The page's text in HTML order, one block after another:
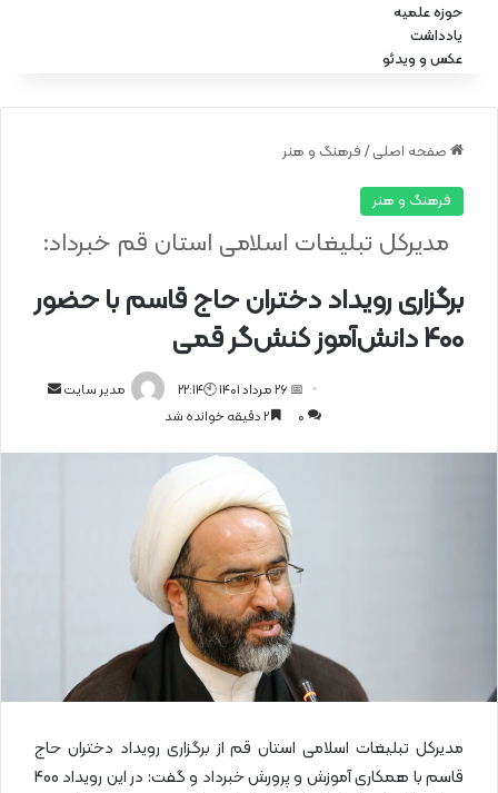
حوزه علمیه
یادداشت
عکس و ویدئو
صفحه اصلی / فرهنگ و هنر
فرهنگ و هنر
برگزاری رویداد دختران حاج قاسم با حضور
400 دانش‌آموز کنش‌گر قمی
مدیرکل تبلیغات اسلامی استان قم خبرداد:
مدیر سایت
📅 26 مرداد 1401 🕙22:14
0
مدیرکل تبلیغات اسلامی استان قم از برگزاری رویداد دختران حاج
قاسم با همکاری آموزش و پرورش خبرداد و گفت: در این رویداد 400